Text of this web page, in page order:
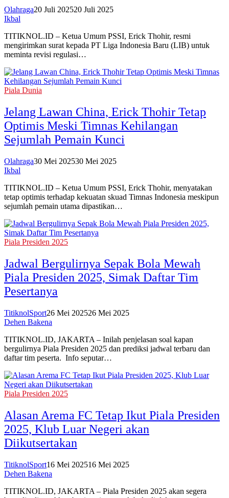
Olahraga20 Juli 202520 Juli 2025
Ikbal
TITIKNOL.ID – Ketua Umum PSSI, Erick Thohir, resmi
mengirimkan surat kepada PT Liga Indonesia Baru (LIB) untuk
meminta revisi regulasi…
Piala Dunia
Jelang Lawan China, Erick Thohir Tetap
Optimis Meski Timnas Kehilangan
Sejumlah Pemain Kunci
Olahraga30 Mei 202530 Mei 2025
Ikbal
TITIKNOL.ID – Ketua Umum PSSI, Erick Thohir, menyatakan
tetap optimis terhadap kekuatan skuad Timnas Indonesia meskipun
sejumlah pemain utama dipastikan…
Piala Presiden 2025
Jadwal Bergulirnya Sepak Bola Mewah
Piala Presiden 2025, Simak Daftar Tim
Pesertanya
TitiknolSport26 Mei 202526 Mei 2025
Dehen Bakena
TITIKNOL.ID, JAKARTA – Inilah penjelasan soal kapan
bergulirnya Piala Presiden 2025 dan prediksi jadwal terbaru dan
daftar tim peserta. Info seputar…
Piala Presiden 2025
Alasan Arema FC Tetap Ikut Piala Presiden
2025, Klub Luar Negeri akan
Diikutsertakan
TitiknolSport16 Mei 202516 Mei 2025
Dehen Bakena
TITIKNOL.ID, JAKARTA – Piala Presiden 2025 akan segera